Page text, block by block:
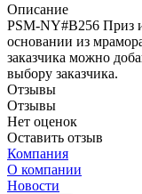
Описание
PSM-NY#B256 Приз
основании из
заказчика можно
выбору заказчика.
Отзывы
Отзывы
Нет оценок
Оставить отзыв
Компания
О компании
Новости